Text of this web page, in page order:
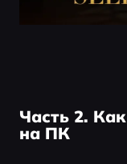
Часть 2.
на ПК